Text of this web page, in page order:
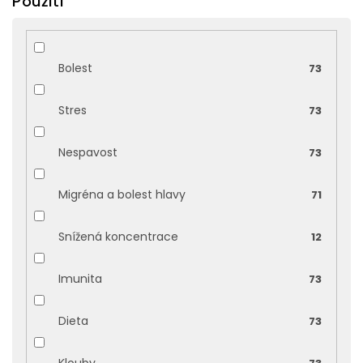
Bolest 73
Stres 73
Nespavost 73
Migréna a bolest hlavy 71
Snížená koncentrace 12
Imunita 73
Dieta 73